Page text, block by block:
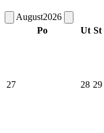
August2026
Po
Ut St
27 28 29